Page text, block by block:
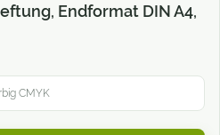
Endformat DIN A4,
CMYK